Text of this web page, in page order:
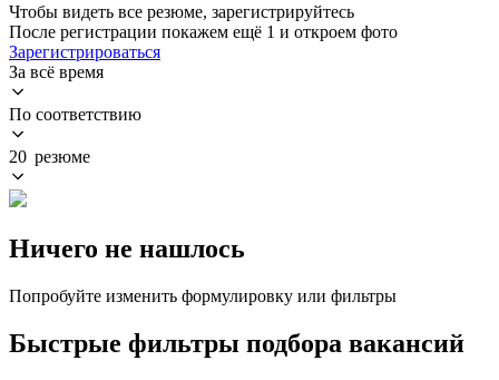
Чтобы видеть все резюме, зарегистрируйтесь
После регистрации покажем ещё 1 и откроем фото
Зарегистрироваться
За всё время
По соответствию
20 резюме
Ничего не нашлось
Попробуйте изменить формулировку или фильтры
Быстрые фильтры подбора вакансий